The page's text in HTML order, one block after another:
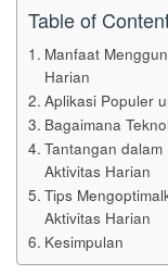
Table of
Manfaat
Harian
Aplikasi Populer
Bagaimana
Tantangan
Aktivitas Harian
Tips
Aktivitas Harian
Kesimpulan